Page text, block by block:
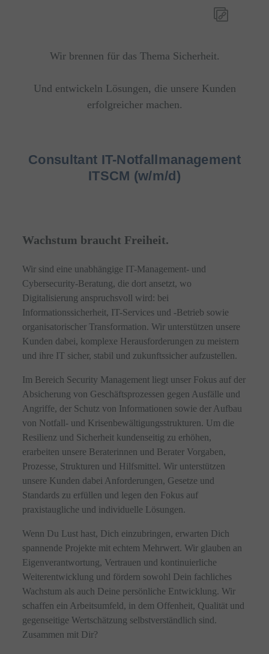
Wir brennen für das Thema Sicherheit.
Und entwickeln Lösungen, die unsere Kunden
erfolgreicher machen.
Consultant IT-Notfallmanagement
ITSCM (w/m/d)
Wachstum braucht Freiheit.
Wir sind eine unabhängige IT-Management- und
Cybersecurity-Beratung, die dort ansetzt, wo
Digitalisierung anspruchsvoll wird: bei
Informationssicherheit, IT-Services und -Betrieb sowie
organisatorischer Transformation. Wir unterstützen unsere
Kunden dabei, komplexe Herausforderungen zu meistern
und ihre IT sicher, stabil und zukunftssicher aufzustellen.
Im Bereich Security Management liegt unser Fokus auf der
Absicherung von Geschäftsprozessen gegen Ausfälle und
Angriffe, der Schutz von Informationen sowie der Aufbau
von Notfall- und Krisenbewältigungsstrukturen. Um die
Resilienz und Sicherheit kundenseitig zu erhöhen,
erarbeiten unsere Beraterinnen und Berater Vorgaben,
Prozesse, Strukturen und Hilfsmittel. Wir unterstützen
unsere Kunden dabei Anforderungen, Gesetze und
Standards zu erfüllen und legen den Fokus auf
praxistaugliche und individuelle Lösungen.
Wenn Du Lust hast, Dich einzubringen, erwarten Dich
spannende Projekte mit echtem Mehrwert. Wir glauben an
Eigenverantwortung, Vertrauen und kontinuierliche
Weiterentwicklung und fördern sowohl Dein fachliches
Wachstum als auch Deine persönliche Entwicklung. Wir
schaffen ein Arbeitsumfeld, in dem Offenheit, Qualität und
gegenseitige Wertschätzung selbstverständlich sind.
Zusammen mit Dir?